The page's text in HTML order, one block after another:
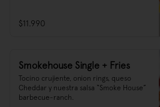
$11.990
Smokehouse Single + Fries
Tocino crujiente, onion rings, queso
Cheddar y nuestra salsa “Smoke House”
barbecue-ranch.